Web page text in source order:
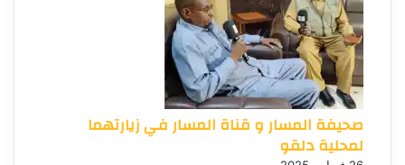
صحيفة المسار و قناة المسار في زيارتهما
لمحلية دلقو